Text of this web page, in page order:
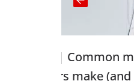
English